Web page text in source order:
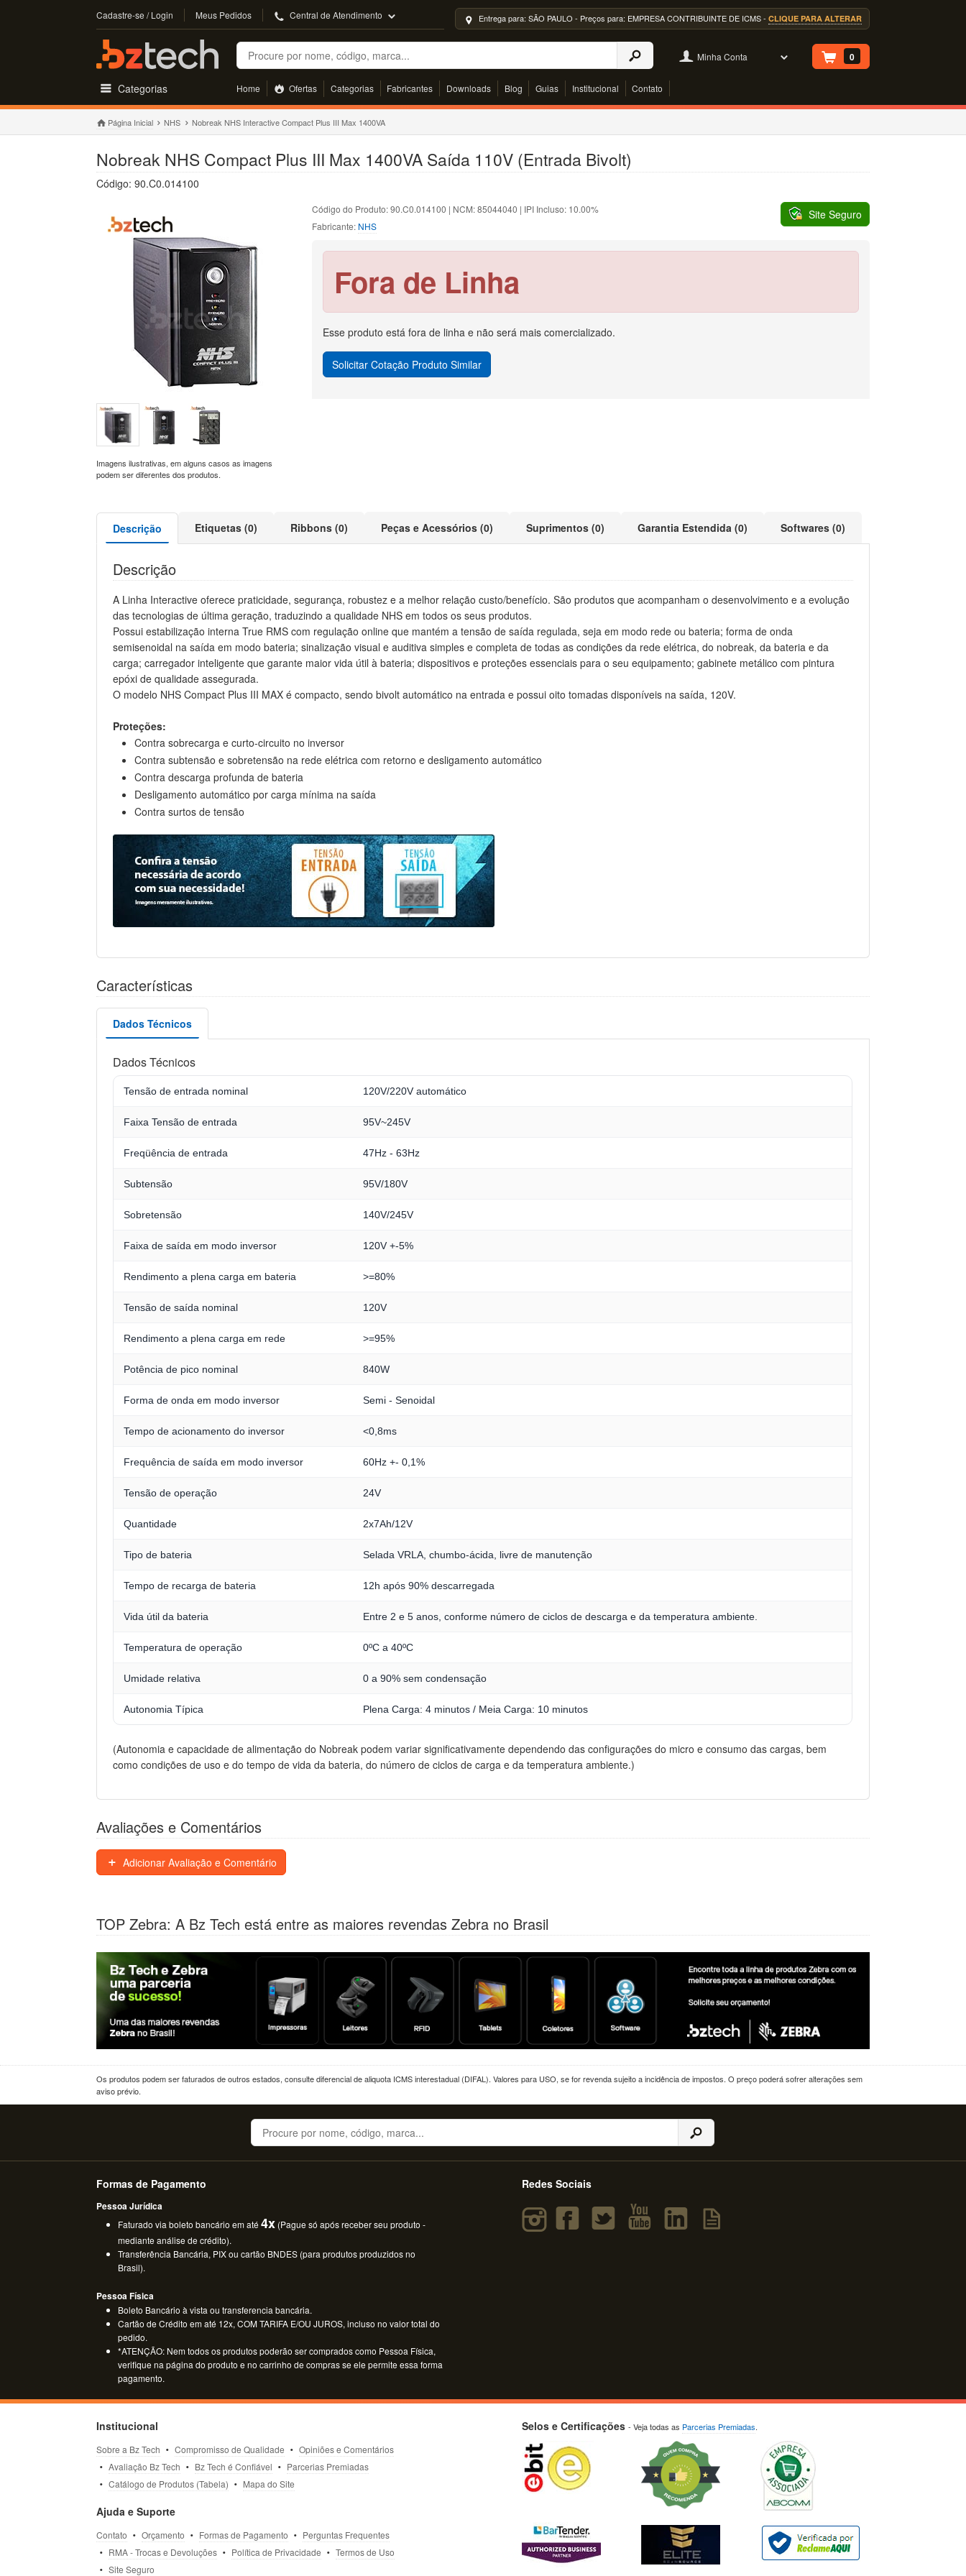
Cadastre-se / Login Meus Pedidos Central de Atendimento Entrega para: SÃO PAULO - Preços para: EMPRESA CONTRIBUINTE DE ICMS - CLIQUE PARA ALTERAR
Buscar
Minha Conta 0
Categorias Home Ofertas Categorias Fabricantes Downloads Blog Guias Institucional Contato
Página Inicial NHS Nobreak NHS Interactive Compact Plus III Max 1400VA
Nobreak NHS Compact Plus III Max 1400VA Saída 110V (Entrada Bivolt)
Código: 90.C0.014100
Site Seguro
Imagens ilustrativas, em alguns casos as imagens
podem ser diferentes dos produtos.
Código do Produto: 90.C0.014100 | NCM: 85044040 | IPI Incluso: 10.00%
Fabricante: NHS
Fora de Linha
Esse produto está fora de linha e não será mais comercializado.
Solicitar Cotação Produto Similar
Descrição Etiquetas (0) Ribbons (0) Peças e Acessórios (0) Suprimentos (0) Garantia Estendida (0) Softwares (0)
Descrição
A Linha Interactive oferece praticidade, segurança, robustez e a melhor relação custo/benefício. São produtos que acompanham o desenvolvimento e a evolução
das tecnologias de última geração, traduzindo a qualidade NHS em todos os seus produtos.
Possui estabilização interna True RMS com regulação online que mantém a tensão de saída regulada, seja em modo rede ou bateria; forma de onda
semisenoidal na saída em modo bateria; sinalização visual e auditiva simples e completa de todas as condições da rede elétrica, do nobreak, da bateria e da
carga; carregador inteligente que garante maior vida útil à bateria; dispositivos e proteções essenciais para o seu equipamento; gabinete metálico com pintura
epóxi de qualidade assegurada.
O modelo NHS Compact Plus III MAX é compacto, sendo bivolt automático na entrada e possui oito tomadas disponíveis na saída, 120V.
Proteções:
Contra sobrecarga e curto-circuito no inversor
Contra subtensão e sobretensão na rede elétrica com retorno e desligamento automático
Contra descarga profunda de bateria
Desligamento automático por carga mínima na saída
Contra surtos de tensão
Características
Dados Técnicos
Dados Técnicos
Tensão de entrada nominal 120V/220V automático
Faixa Tensão de entrada 95V~245V
Freqüência de entrada 47Hz - 63Hz
Subtensão 95V/180V
Sobretensão 140V/245V
Faixa de saída em modo inversor 120V +-5%
Rendimento a plena carga em bateria >=80%
Tensão de saída nominal 120V
Rendimento a plena carga em rede >=95%
Potência de pico nominal 840W
Forma de onda em modo inversor Semi - Senoidal
Tempo de acionamento do inversor <0,8ms
Frequência de saída em modo inversor 60Hz +- 0,1%
Tensão de operação 24V
Quantidade 2x7Ah/12V
Tipo de bateria Selada VRLA, chumbo-ácida, livre de manutenção
Tempo de recarga de bateria 12h após 90% descarregada
Vida útil da bateria Entre 2 e 5 anos, conforme número de ciclos de descarga e da temperatura ambiente.
Temperatura de operação 0ºC a 40ºC
Umidade relativa 0 a 90% sem condensação
Autonomia Típica Plena Carga: 4 minutos / Meia Carga: 10 minutos
(Autonomia e capacidade de alimentação do Nobreak podem variar significativamente dependendo das configurações do micro e consumo das cargas, bem
como condições de uso e do tempo de vida da bateria, do número de ciclos de carga e da temperatura ambiente.)
Avaliações e Comentários
Adicionar Avaliação e Comentário
TOP Zebra: A Bz Tech está entre as maiores revendas Zebra no Brasil
Os produtos podem ser faturados de outros estados, consulte diferencial de aliquota ICMS interestadual (DIFAL). Valores para USO, se for revenda sujeito a incidência de impostos. O preço poderá sofrer alterações sem
aviso prévio.
Buscar
Formas de Pagamento
Pessoa Jurídica
Faturado via boleto bancário em até4x (Pague só após receber seu produto -
mediante análise de crédito).
Transferência Bancária, PIX ou cartão BNDES (para produtos produzidos no
Brasil).
Pessoa Física
Boleto Bancário à vista ou transferencia bancária.
Cartão de Crédito em até 12x, COM TARIFA E/OU JUROS, incluso no valor total do
pedido.
*ATENÇÃO: Nem todos os produtos poderão ser comprados como Pessoa Física,
verifique na página do produto e no carrinho de compras se ele permite essa forma
pagamento.
Redes Sociais
Institucional
Sobre a Bz Tech Compromisso de Qualidade
Opiniões e Comentários
Avaliação Bz Tech
Bz Tech é Confiável
Parcerias Premiadas
Catálogo de Produtos (Tabela)
Mapa do Site
Ajuda e Suporte
Contato Orçamento Formas de Pagamento
Perguntas Frequentes
RMA - Trocas e Devoluções
Política de Privacidade
Termos de Uso
Site Seguro
Selos e Certificações - Veja todas as Parcerias Premiadas.